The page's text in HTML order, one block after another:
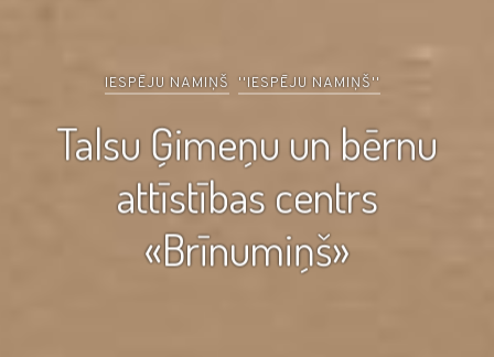
IESPĒJU NAMIŅŠ ''IESPĒJU NAMIŅŠ''
Talsu Ģimeņu un bērnu
attīstības centrs
«Brīnumiņš»